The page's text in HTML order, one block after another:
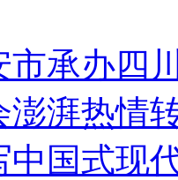
市承办四
澎湃热情
中国式现